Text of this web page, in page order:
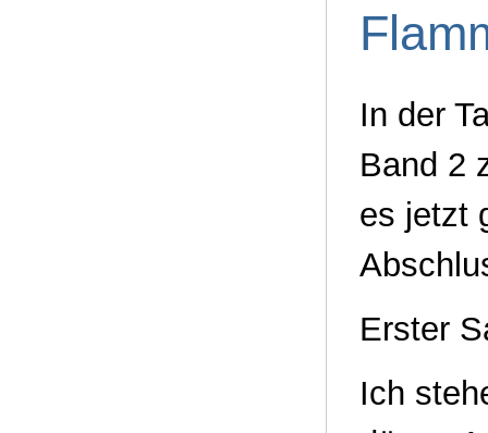
In der
Band 2
es jetzt
Erster
Ich